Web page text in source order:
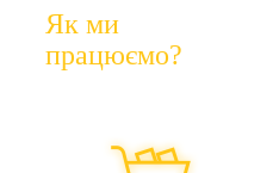
Як ми
працюємо?